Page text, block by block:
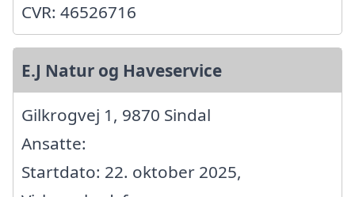
CVR: 46526716
E.J Natur og Haveservice
Gilkrogvej 1, 9870 Sindal
Ansatte:
Startdato: 22. oktober 2025,